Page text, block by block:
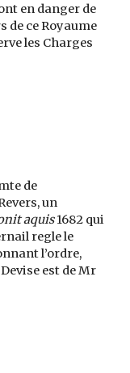
en danger de
de ce Royaume
les Charges
de
un
aquis1682 qui
regle le
l’ordre,
est de Mr